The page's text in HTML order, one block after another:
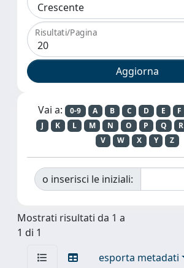
Risultati/Pagina
Vai a: 0-9 A B C D E F
J
K L M N O P Q R
V
W X Y Z
o inserisci le iniziali:
Mostrati risultati da 1 a
1 di 1
esporta metadati